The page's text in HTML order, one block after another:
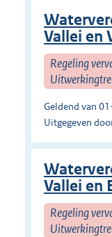
Vallei en
Regeling
Geldend van
Uitgegeven
Vallei en
Regeling